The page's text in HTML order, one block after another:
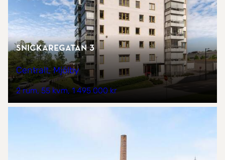
Snickaregatan 3
Centralt, Mjölby
2 rum 55 kvm 1 495 000 kr